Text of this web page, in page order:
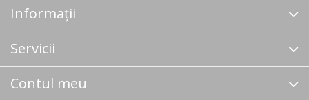
Informații
Servicii
Contul meu